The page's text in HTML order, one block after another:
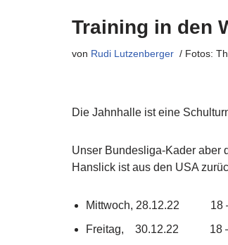
Training in den
von Rudi Lutzenberger
Die Jahnhalle ist eine
Unser Bundesliga-Kader aber
Hanslick ist aus den USA
Mittwoch, 28.12.22 18
Freitag, 30.12.22 18 –